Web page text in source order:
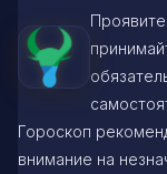
Гороскоп
внимание на